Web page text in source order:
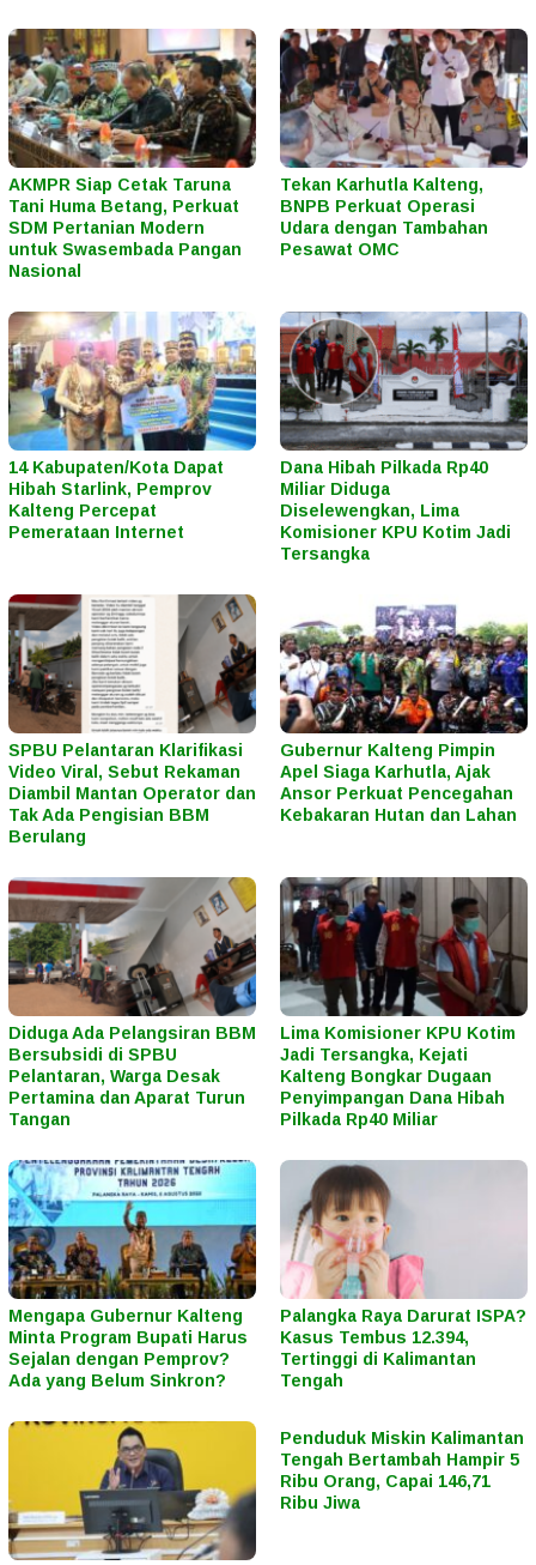
AKMPR Siap Cetak Taruna
Tani Huma Betang, Perkuat
SDM Pertanian Modern
untuk Swasembada Pangan
Nasional
Tekan Karhutla Kalteng,
BNPB Perkuat Operasi
Udara dengan Tambahan
Pesawat OMC
14 Kabupaten/Kota Dapat
Hibah Starlink, Pemprov
Kalteng Percepat
Pemerataan Internet
Dana Hibah Pilkada Rp40
Miliar Diduga
Diselewengkan, Lima
Komisioner KPU Kotim Jadi
Tersangka
SPBU Pelantaran Klarifikasi
Video Viral, Sebut Rekaman
Diambil Mantan Operator dan
Tak Ada Pengisian BBM
Berulang
Gubernur Kalteng Pimpin
Apel Siaga Karhutla, Ajak
Ansor Perkuat Pencegahan
Kebakaran Hutan dan Lahan
Diduga Ada Pelangsiran BBM
Bersubsidi di SPBU
Pelantaran, Warga Desak
Pertamina dan Aparat Turun
Tangan
Lima Komisioner KPU Kotim
Jadi Tersangka, Kejati
Kalteng Bongkar Dugaan
Penyimpangan Dana Hibah
Pilkada Rp40 Miliar
Mengapa Gubernur Kalteng
Minta Program Bupati Harus
Sejalan dengan Pemprov?
Ada yang Belum Sinkron?
Palangka Raya Darurat ISPA?
Kasus Tembus 12.394,
Tertinggi di Kalimantan
Tengah
Penduduk Miskin Kalimantan
Tengah Bertambah Hampir 5
Ribu Orang, Capai 146,71
Ribu Jiwa